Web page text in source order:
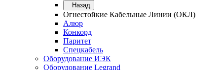
Назад
Огнестойкие Кабельные Линии (ОКЛ)
Алюр
Конкорд
Паритет
Спецкабель
Оборудование ИЭК
Оборудование Legrand